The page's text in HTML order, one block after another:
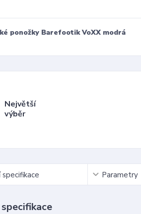
ponožky Barefootik VoXX modrá
Největší
výběr
Parametry